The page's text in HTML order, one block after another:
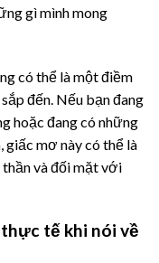
gì mình mong
có thể là một điềm
đến. Nếu bạn đang
hoặc đang có những
giấc mơ này có thể là
và đối mặt với
tế khi nói về